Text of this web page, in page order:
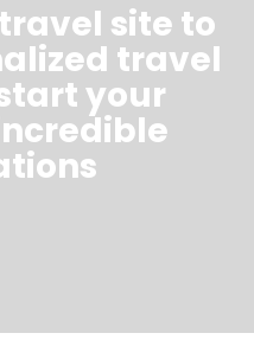
site to
travel
your